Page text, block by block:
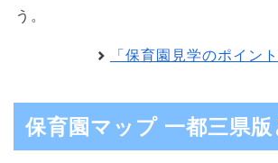
う。
「保育園見学のポイン
保育園マップ 一都三県版